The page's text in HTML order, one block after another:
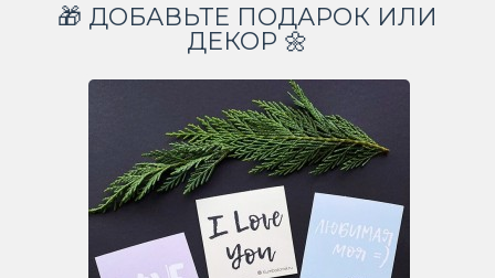
🎁 ДОБАВЬТЕ ПОДАРОК ИЛИ
ДЕКОР 🌼